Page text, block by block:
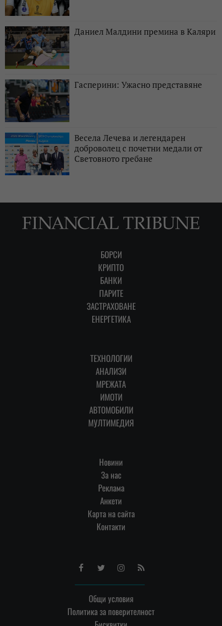
Даниел Малдини премина в Каляри
Гасперини: Ужасно представяне
Весела Лечева и легендарен
доброволец с почетни медали от
Световното гребане
БОРСИ
КРИПТО
БАНКИ
ПАРИТЕ
ЗАСТРАХОВАНЕ
ЕНЕРГЕТИКА
ТЕХНОЛОГИИ
АНАЛИЗИ
МРЕЖАТА
ИМОТИ
АВТОМОБИЛИ
МУЛТИМЕДИЯ
Новини
За нас
Реклама
Анкети
Карта на сайта
Контакти
FacebookTwitterInstagram
RSS
Общи условия
Политика за поверителност